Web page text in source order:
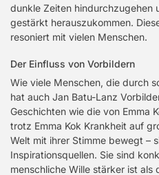
dunkle Zeiten hindurchzugehen
gestärkt herauszukommen.
resoniert mit vielen Menschen.
Der Einfluss von Vorbildern
Wie viele Menschen, die durch
hat auch Jan Batu-Lanz
Geschichten wie die von Emma
trotz Emma Kok Krankheit auf
Welt mit ihrer Stimme bewegt –
Inspirationsquellen. Sie sind
menschliche Wille stärker ist als